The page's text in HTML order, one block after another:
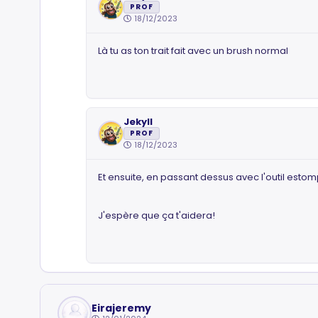
PROF
18/12/2023
Là tu as ton trait fait avec un brush normal
Jekyll
PROF
18/12/2023
Et ensuite, en passant dessus avec l'outil
J'espère que ça t'aidera!
Eirajeremy